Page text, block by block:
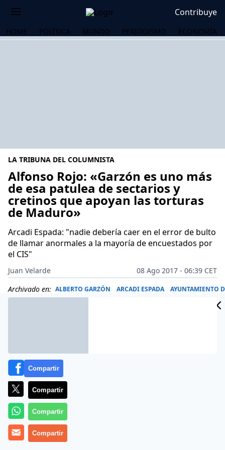
Contribuye
HOME POLÍTICA MUNDO PERIODISMO ECONOMÍA
LA TRIBUNA DEL COLUMNISTA
Alfonso Rojo: «Garzón es uno más
de esa patulea de sectarios y
cretinos que apoyan las torturas
de Maduro»
Arcadi Espada: "nadie debería caer en el error de bulto
de llamar anormales a la mayoría de encuestados por
el CIS"
Juan Velarde
08 Ago 2017 - 06:39 CET
Archivado en: ALBERTO GARZÓN ARCADI ESPADA AYUNTAMIENTO
Compartir
Compartir
Compartir
Compartir